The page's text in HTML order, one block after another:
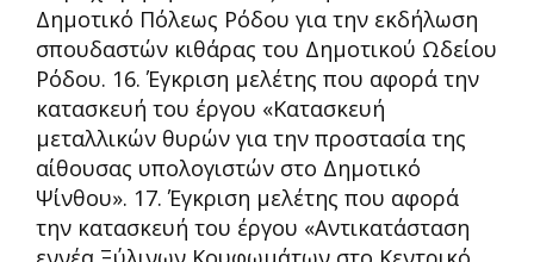
Δημοτικό Πόλεως Ρόδου για την εκδήλωση
σπουδαστών κιθάρας του Δημοτικού Ωδείου
Ρόδου. 16. Έγκριση μελέτης που αφορά την
κατασκευή του έργου «Κατασκευή
μεταλλικών θυρών για την προστασία της
αίθουσας υπολογιστών στο Δημοτικό
Ψίνθου». 17. Έγκριση μελέτης που αφορά
την κατασκευή του έργου «Αντικατάσταση